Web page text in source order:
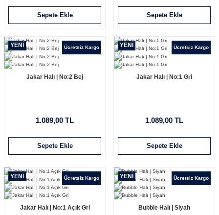
Sepete Ekle Sepete Ekle
YENİ Ücretsiz Kargo
Jakar Halı | No:2 Bej
1.089,00 TL
Sepete Ekle
YENİ Ücretsiz Kargo
Jakar Halı | No:1 Gri
1.089,00 TL
Sepete Ekle
YENİ Ücretsiz Kargo
Jakar Halı | No:1 Açık Gri
YENİ Ücretsiz Kargo
Bubble Halı | Siyah